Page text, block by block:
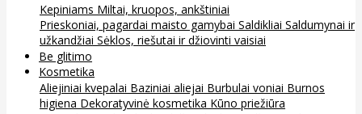
Kepiniams Miltai, kruopos, ankštiniai
Prieskoniai, pagardai maisto gamybai Saldikliai Saldumynai ir
užkandžiai Sėklos, riešutai ir džiovinti vaisiai
Be glitimo
Kosmetika
Aliejiniai kvepalai Baziniai aliejai Burbulai voniai Burnos
higiena Dekoratyvinė kosmetika Kūno priežiūra